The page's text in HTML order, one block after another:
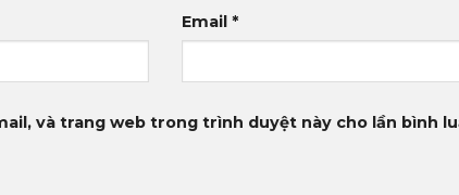
Email*
và trang web trong trình duyệt này cho lần bình